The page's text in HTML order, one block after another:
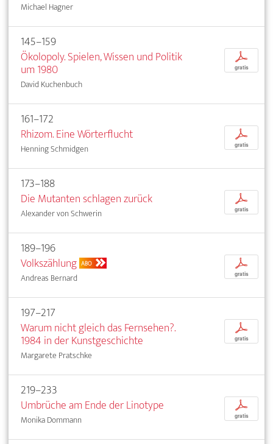
Michael Hagner
145–159
Ökolopoly. Spielen, Wissen und Politik
um 1980
David Kuchenbuch
p
gratis
161–172
Rhizom. Eine Wörterflucht
Henning Schmidgen
p
gratis
173–188
Die Mutanten schlagen zurück
Alexander von Schwerin
p
gratis
189–196
Volkszählung ABO
Andreas Bernard
p
gratis
197–217
Warum nicht gleich das Fernsehen?.
1984 in der Kunstgeschichte
Margarete Pratschke
p
gratis
219–233
Umbrüche am Ende der Linotype
Monika Dommann
p
gratis